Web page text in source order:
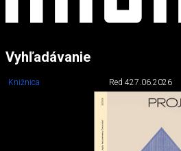
Vyhľadávanie
Knižnica Red 427.06.2026